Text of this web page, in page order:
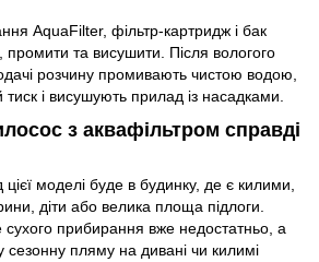
AquaFilter, фільтр-картридж і бак
промити та висушити. Після вологого
розчину промивають чистою водою,
і висушують прилад із насадками.
з аквафільтром справді
цієї моделі буде в будинку, де є килими,
діти або велика площа підлоги.
прибирання вже недостатньо, а
сезонну пляму на дивані чи килимі